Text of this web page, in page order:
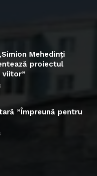
Mehedinți
proiectul
viitor”
”Împreună pentru